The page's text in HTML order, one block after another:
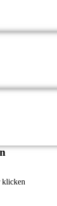
klicken